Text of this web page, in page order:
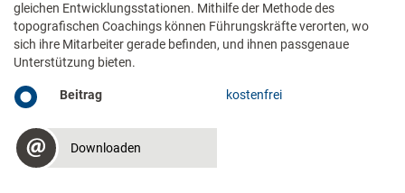
gleichen Entwicklungs­stationen. Mithilfe der Methode des
topografischen Coachings können Führungskräfte verorten, wo
sich ihre Mitarbeiter gerade befinden, und ihnen passgenaue
Unterstützung bieten.
Beitrag kostenfrei
Downloaden